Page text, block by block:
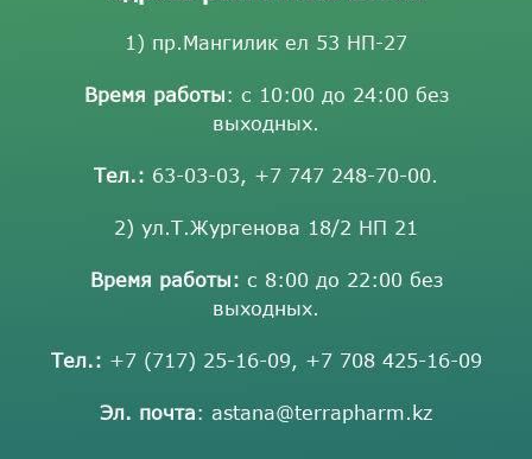
1) пр.Мангилик ел 53 НП-27
Время работы: с 10:00 до 24:00 без
выходных.
Тел.: 63-03-03, +7 747 248-70-00.
2) ул.Т.Жургенова 18/2 НП 21
Время работы: с 8:00 до 22:00 без
выходных.
Тел.: +7 (717) 25-16-09, +7 708 425-16-09
Эл. почта: astana@terrapharm.kz